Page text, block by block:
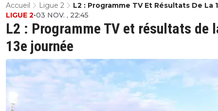
Accueil Ligue 2
L2 : Programme TV Et Résultats De La
Journée
L2 : Programme TV et résultats de
13e journée
LIGUE 2•03 NOV. , 22:45